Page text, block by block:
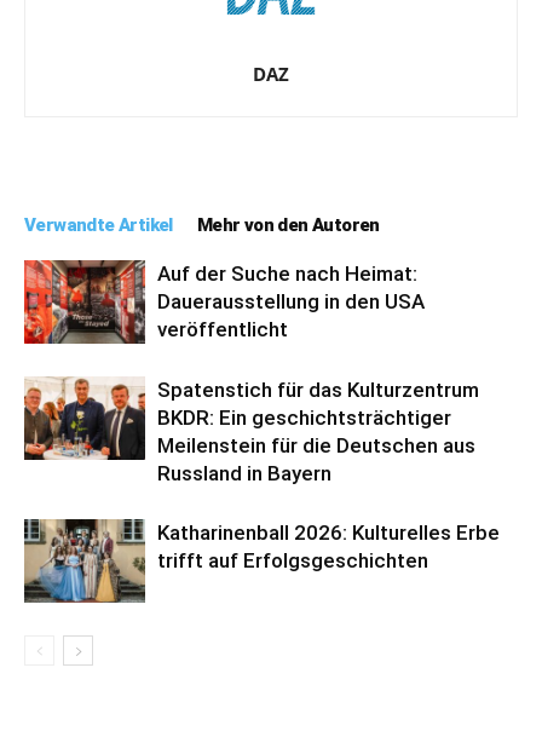
DAZ
Verwandte Artikel Mehr von den Autoren
Auf der Suche nach Heimat:
Dauerausstellung in den USA
veröffentlicht
Spatenstich für das Kulturzentrum
BKDR: Ein geschichtsträchtiger
Meilenstein für die Deutschen aus
Russland in Bayern
Katharinenball 2026: Kulturelles Erbe
trifft auf Erfolgsgeschichten